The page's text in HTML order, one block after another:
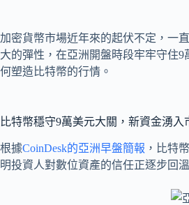
加密貨幣市場近年來的起伏不定，一
大的彈性，在亞洲開盤時段牢牢守住
何塑造比特幣的行情。
比特幣穩守9萬美元大關，新資金湧入
根據CoinDesk的亞洲早盤簡報 ，比特
明投資人對數位資產的信任正逐步回